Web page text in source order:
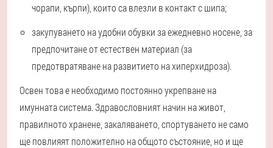
чорапи, кърпи), които са влезли в контакт с шипа;
закупуването на удобни обувки за ежедневно носене, за
предпочитане от естествен материал (за
предотвратяване на развитието на хиперхидроза).
Освен това е необходимо постоянно укрепване на
имунната система. Здравословният начин на живот,
правилното хранене, закаляването, спортуването не само
ще повлияят положително на общото състояние, но и ще